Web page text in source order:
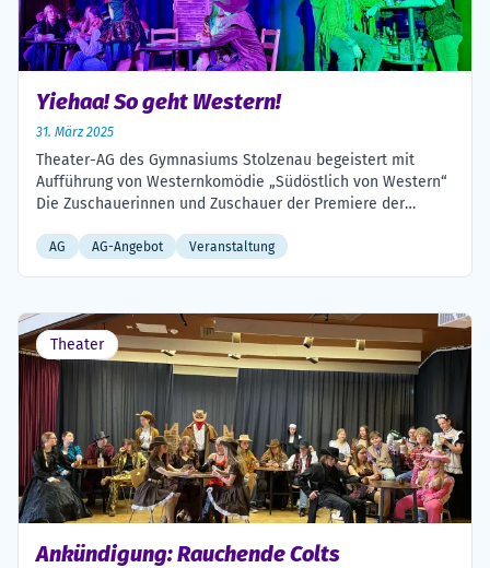
Yiehaa! So geht Western!
31. März 2025
Theater-AG des Gymnasiums Stolzenau begeistert mit
Aufführung von Westernkomödie „Südöstlich von Western“
Die Zuschauerinnen und Zuschauer der Premiere der
Stolzenau erlebten eine leichtfüßige Inszenierung der
parodierende Stück, das nicht mit bissigen Seitenhieben
auf heutige Missstände geizte, präsentierte […]
AG AG-Angebot Veranstaltung
Theater
Ankündigung: Rauchende Colts